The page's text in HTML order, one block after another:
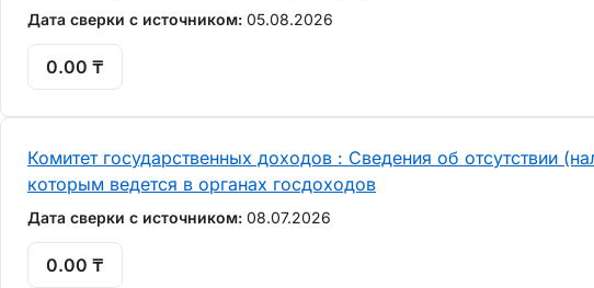
Дата сверки с источником: 05.08.2026
0.00 ₸
Комитет государственных доходов : Сведения об отсутствии
которым ведется в органах госдоходов
Дата сверки с источником: 08.07.2026
0.00 ₸